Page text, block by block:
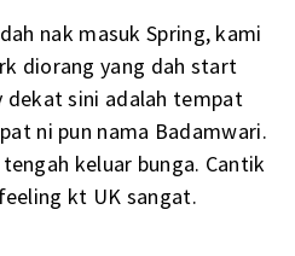
nak masuk Spring, kami
diorang yang dah start
dekat sini adalah tempat
ni pun nama Badamwari.
keluar bunga. Cantik
kt UK sangat.